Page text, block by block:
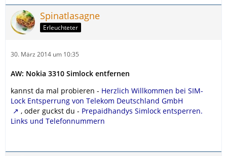
Spinatlasagne
Erleuchteter
30. März 2014 um 10:35
AW: Nokia 3310 Simlock entfernen
kannst da mal probieren - Herzlich Willkommen bei SIM-
Lock Entsperrung von Telekom Deutschland GmbH
, oder guckst du - Prepaidhandys Simlock entsperren.
Links und Telefonnummern